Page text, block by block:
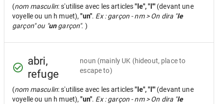
(nom masculin: s'utilise avec les articles"le", "l'" (devant une
voyelle ou un h muet),"un". Ex : garçon - nm > On dira "le
garçon" ou "ungarçon". )
abri,
refuge
noun (mainly UK (hideout, place to
escape to)
(nom masculin: s'utilise avec les articles"le", "l'" (devant une
voyelle ou un h muet),"un". Ex : garçon - nm > On dira "le